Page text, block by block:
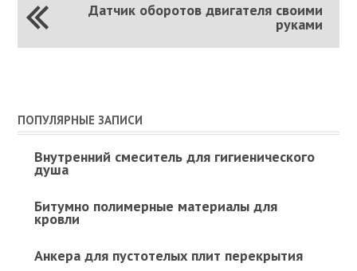
Датчик оборотов двигателя своими
руками
ПОПУЛЯРНЫЕ ЗАПИСИ
Внутренний смеситель для гигиенического
душа
Битумно полимерные материалы для
кровли
Анкера для пустотелых плит перекрытия